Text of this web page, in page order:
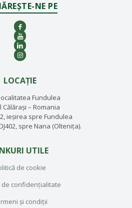
NE PE
LOCAȚIE
Fundulea
Călărași – Romania
ieșirea spre Fundulea
spre Nana (Oltenița).
UTILE
de cookie
de confidențialitate
și condiții